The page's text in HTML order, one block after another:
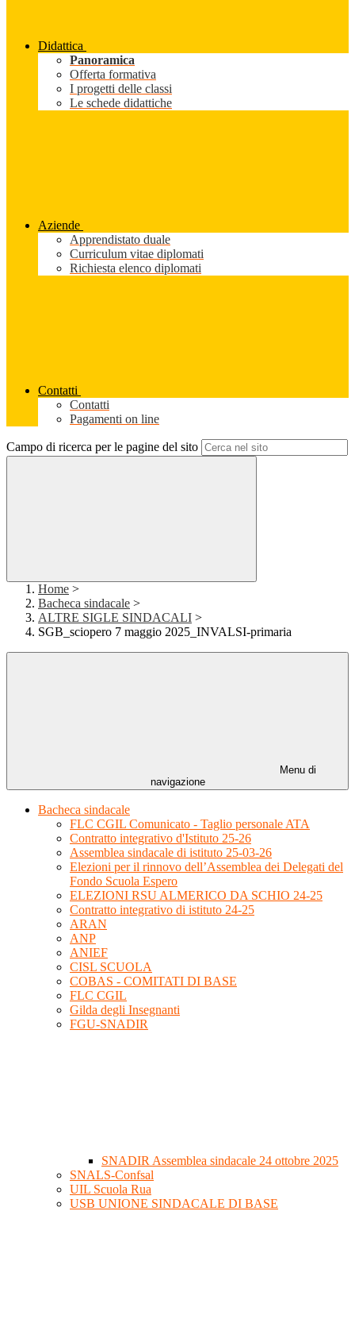
Didattica
Panoramica
Offerta formativa
I progetti delle classi
Le schede didattiche
Aziende
Apprendistato duale
Curriculum vitae diplomati
Richiesta elenco diplomati
Contatti
Contatti
Pagamenti on line
Campo di ricerca per le pagine del sito
Home >
Bacheca sindacale >
ALTRE SIGLE SINDACALI >
SGB_sciopero 7 maggio 2025_INVALSI-primaria
Menu di
navigazione
Bacheca sindacale
FLC CGIL Comunicato - Taglio personale ATA
Contratto integrativo d'Istituto 25-26
Assemblea sindacale di istituto 25-03-26
Elezioni per il rinnovo dell’Assemblea dei Delegati del
Fondo Scuola Espero
ELEZIONI RSU ALMERICO DA SCHIO 24-25
Contratto integrativo di istituto 24-25
ARAN
ANP
ANIEF
CISL SCUOLA
COBAS - COMITATI DI BASE
FLC CGIL
Gilda degli Insegnanti
FGU-SNADIR
SNADIR Assemblea sindacale 24 ottobre 2025
SNALS-Confsal
UIL Scuola Rua
USB UNIONE SINDACALE DI BASE